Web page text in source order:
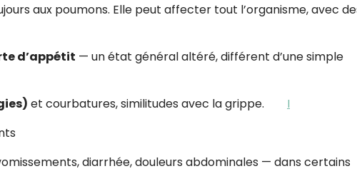
aux poumons. Elle peut affecter tout l’organisme, avec
d’appétit — un état général altéré, différent d’une simple
et courbatures, similitudes avec la grippe.
I
diarrhée, douleurs abdominales — dans certains